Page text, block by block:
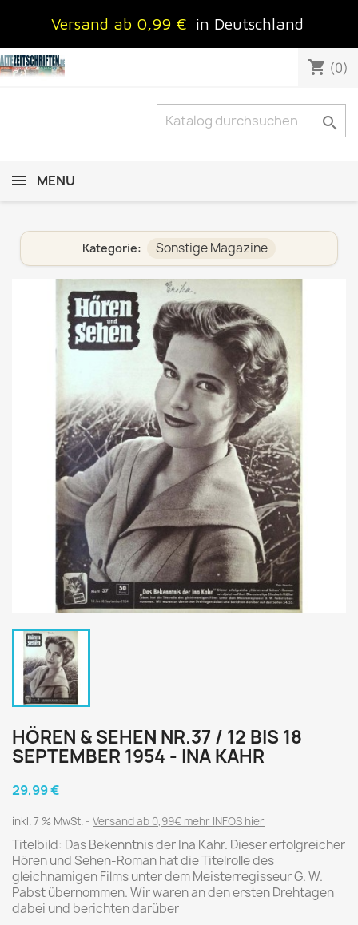
Versand ab 0,99 € in Deutschland
shopping_cart (0)

MENU
Kategorie: Sonstige Magazine
HÖREN & SEHEN NR.37 / 12 BIS 18
SEPTEMBER 1954 - INA KAHR
29,99 €
inkl. 7 % MwSt. Versand ab 0,99€ mehr INFOS hier
Titelbild: Das Bekenntnis der Ina Kahr. Dieser erfolgreicher
Hören und Sehen-Roman hat die Titelrolle des
gleichnamigen Films unter dem Meisterregisseur G. W.
Pabst übernommen. Wir waren an den ersten Drehtagen
dabei und berichten darüber